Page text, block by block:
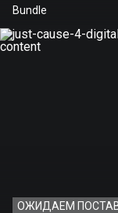
Bundle
ОЖИДАЕМ